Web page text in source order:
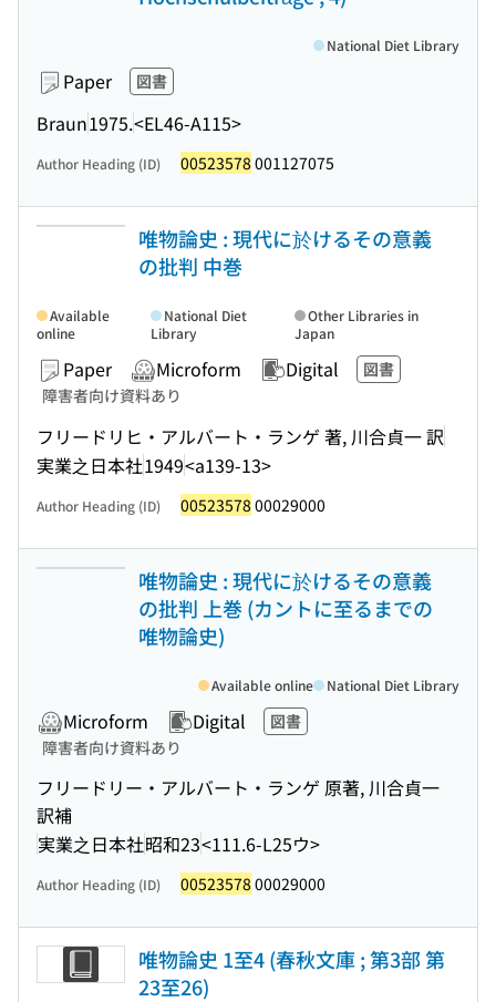
Paper 図書
Braun1975.<EL46-A115>
National Diet Library
Author Heading (ID) 00523578 001127075
唯物論史 : 現代に於けるその意義
の批判 中巻
Paper Microform Digital
図書
障害者向け資料あり
フリードリヒ・アルバート・ランゲ 著, 川合貞一 訳
実業之日本社1949<a139-13>
Available
online
National Diet
Library
Other Libraries in
Japan
Author Heading (ID) 00523578 00029000
唯物論史 : 現代に於けるその意義
の批判 上巻 (カントに至るまでの
唯物論史)
Microform Digital
図書
障害者向け資料あり
フリードリー・アルバート・ランゲ 原著, 川合貞一
訳補
実業之日本社昭和23<111.6-L25ウ>
Available online National Diet Library
Author Heading (ID) 00523578 00029000
唯物論史 1至4 (春秋文庫 ; 第3部 第
23至26)